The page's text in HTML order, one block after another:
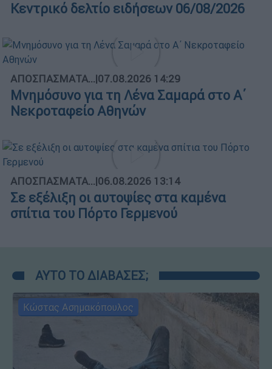
Κεντρικό δελτίο ειδήσεων 06/08/2026
ΑΠΟΣΠΑΣΜΑΤΑ...|07.08.2026 14:29
Μνημόσυνο για τη Λένα Σαμαρά στο Α΄
Νεκροταφείο Αθηνών
ΑΠΟΣΠΑΣΜΑΤΑ...|06.08.2026 13:14
Σε εξέλιξη οι αυτοψίες στα καμένα
σπίτια του Πόρτο Γερμενού
ΑΥΤΟ ΤΟ ΔΙΑΒΑΣΕΣ;
Κώστας Ασημακόπουλος